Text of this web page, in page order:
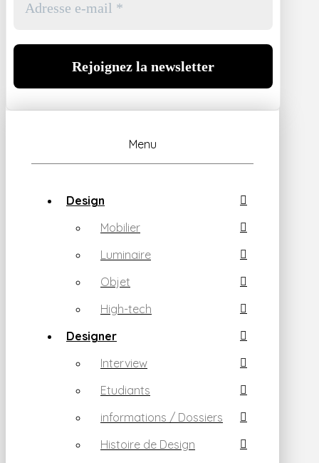
Menu
Design
Mobilier
Luminaire
Objet
High-tech
Designer
Interview
Etudiants
informations / Dossiers
Histoire de Design